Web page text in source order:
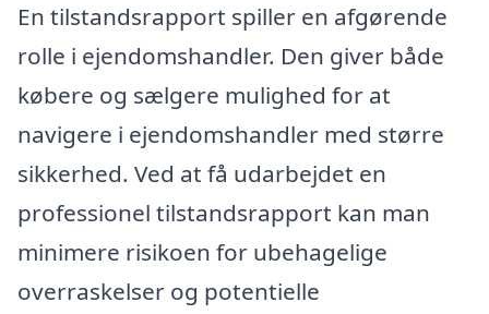
En tilstandsrapport spiller en afgørende
rolle i ejendomshandler. Den giver både
købere og sælgere mulighed for at
navigere i ejendomshandler med større
sikkerhed. Ved at få udarbejdet en
professionel tilstandsrapport kan man
minimere risikoen for ubehagelige
overraskelser og potentielle